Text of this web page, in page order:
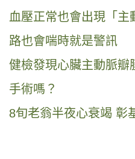
血壓正常也會出現「
路也會喘時就是警訊
健檢發現心臟主動脈瓣
手術嗎？
8旬老翁半夜心衰竭 彰